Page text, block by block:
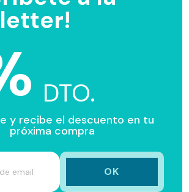
DTO.
y recibe el descuento en tu
próxima compra